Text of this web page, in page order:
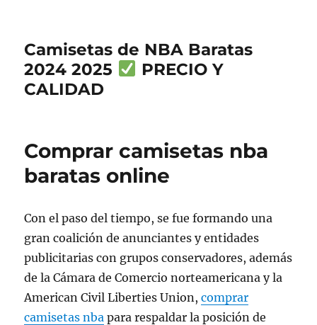
Camisetas de NBA Baratas
2024 2025
PRECIO Y
CALIDAD
Comprar camisetas nba
baratas online
Con el paso del tiempo, se fue formando una
gran coalición de anunciantes y entidades
publicitarias con grupos conservadores, además
de la Cámara de Comercio norteamericana y la
American Civil Liberties Union,comprar
camisetas nba para respaldar la posición de